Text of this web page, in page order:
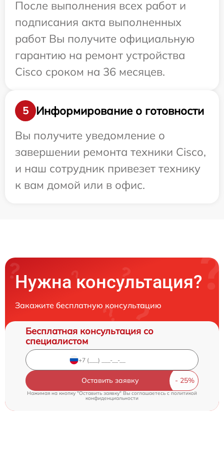
После выполнения всех работ и
подписания акта выполненных
работ Вы получите официальную
гарантию на ремонт устройства
Cisco сроком на 36 месяцев.
5
Информирование о готовности
Вы получите уведомление о
завершении ремонта техники Cisco,
и наш сотрудник привезет технику
к вам домой или в офис.
Нужна консультация?
Закажите бесплатную консультацию
Бесплатная консультация со
специалистом
Оставить заявку
Нажимая на кнопку "Оставить заявку" Вы соглашаетесь cполитикой
конфиденциальности